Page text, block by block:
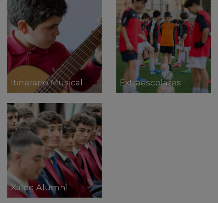
Itinerario Musical Extraescolares
Xaloc Alumni